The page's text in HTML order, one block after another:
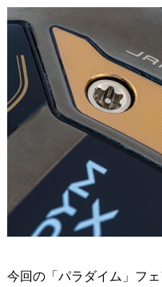
今回の「パラダイム」フ